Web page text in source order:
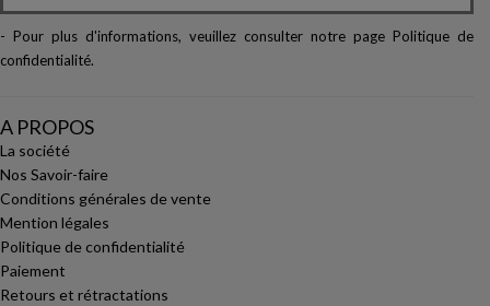
- Pour plus d'informations, veuillez consulter notre page Politique de
confidentialité.
A PROPOS
La société
Nos Savoir-faire
Conditions générales de vente
Mention légales
Politique de confidentialité
Paiement
Retours et rétractations